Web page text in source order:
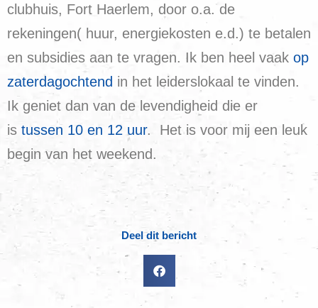
clubhuis, Fort Haerlem, door o.a. de
rekeningen( huur, energiekosten e.d.) te betalen
en subsidies aan te vragen. Ik ben heel vaak op
zaterdagochtend in het leiderslokaal te vinden.
Ik geniet dan van de levendigheid die er
is tussen 10 en 12 uur. Het is voor mij een leuk
begin van het weekend.
Deel dit bericht